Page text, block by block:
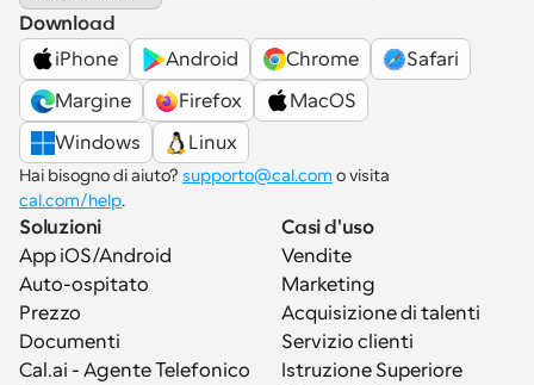
Download
iPhone
Android Chrome
Safari
Margine
Firefox
MacOS
Windows
Linux
Hai bisogno di aiuto? supporto@cal.com
cal.com/help.
Soluzioni
App iOS/Android
Auto-ospitato
Prezzo
Documenti
Cal.ai - Agente Telefonico
Casi d'uso
Vendite
Marketing
Acquisizione di talenti
Servizio clienti
Istruzione Superiore